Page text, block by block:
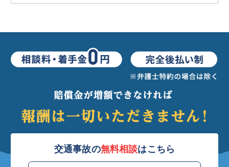
交通事故の無料相談はこちら